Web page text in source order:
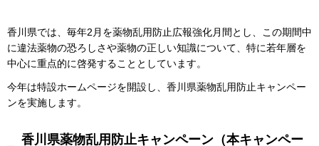
香川県では、毎年2月を薬物乱用防止広報強化月間とし、この期間中
に違法薬物の恐ろしさや薬物の正しい知識について、特に若年層を
中心に重点的に啓発することとしています。
今年は特設ホームページを開設し、香川県薬物乱用防止キャンペー
ンを実施します。
香川県薬物乱用防止キャンペーン（本キャンペー